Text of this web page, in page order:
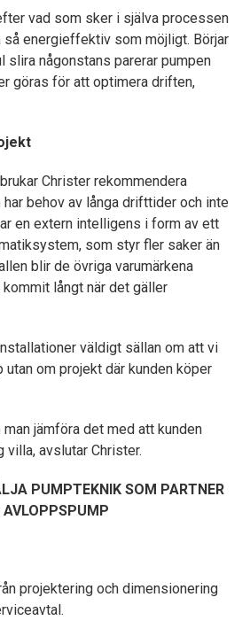
vad som sker i själva processen
så energieffektiv som möjligt. Börjar
slira någonstans parerar pumpen
göras för att optimera driften,
Christer rekommendera
har behov av långa drifttider och inte
en extern intelligens i form av ett
som styr fler saker än
blir de övriga varumärkena
långt när det gäller
väldigt sällan om att vi
utan om projekt där kunden köper
jämföra det med att kunden
avslutar Christer.
PUMPTEKNIK SOM PARTNER
projektering och dimensionering